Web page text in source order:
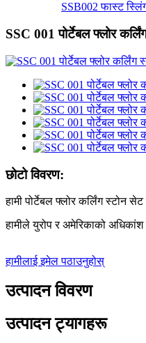
SSB002 फास्ट
SSC 001 पोर्टेबल फ्लोर
छोटो विवरण:
हामी पोर्टेबल फ्लोर कर्लिंग
हामीले युरोप र अमेरिकाको अधिकांश
हामीलाई इमेल पठाउनुहोस्
उत्पादन विवरण
उत्पादन ट्यागहरू